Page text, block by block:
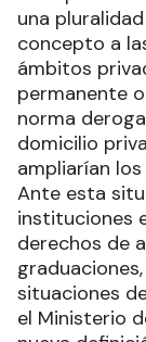
una
concepto a
ámbitos
permanente
norma
domicilio
ampliarían
Ante esta
instituciones
derechos de
situaciones
el Ministerio